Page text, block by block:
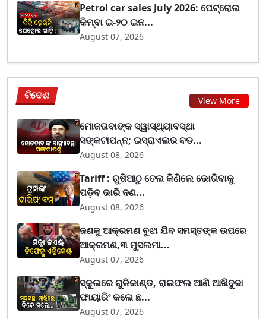
Petrol car sales July 2026: ପେଟ୍ରୋଲ
କିମ୍ବା ଇ-୨୦ ଇନ...
August 07, 2026
ବିଦେଶ View More
ମୋଜତାବାଙ୍କ ସ୍ୱାସ୍ଥ୍ୟାବସ୍ଥା
ସଙ୍କଟାପନ୍ନ; ଇସ୍ରାଏଲର ବଡ...
August 08, 2026
Tariff : ରୁଷିଆଠୁ ତେଲ କିଣିଲେ ଭୋଗିବାକୁ
ପଡ଼ିବ ଭାରି ଦଣ...
August 08, 2026
ଜଣକୁ ଆକ୍ରମଣ ବୁଝା ଯିବ ସମସ୍ତଙ୍କ ଉପରେ
ଆକ୍ରମଣ,୩ ମୁସଲମା...
August 07, 2026
ସ୍କୁଲରେ ଗୁଳିକାଣ୍ଡ, ରାଇଫଲ ଆଣି ଆଖିବୁଜା
ଫାୟାରିଂ କଲେ ଛ...
August 07, 2026